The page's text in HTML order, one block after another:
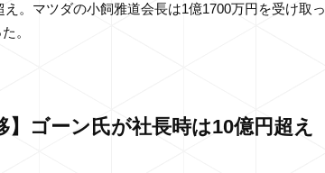
。マツダの小飼雅道会長は1億1700万円を受け取っ
。
】ゴーン氏が社長時は10億円超え